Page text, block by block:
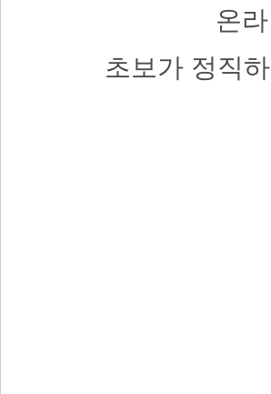
온
초보가 정직